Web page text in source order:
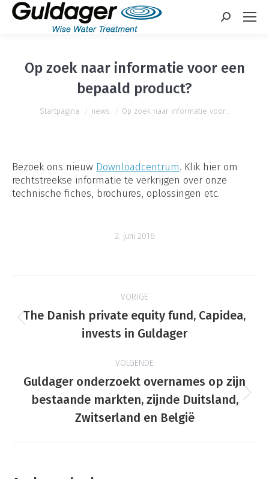
Zoeken:
Op zoek naar informatie voor een
bepaald product?
Je bent hier:
Startpagina news Op zoek naar informatie voor…
Bezoek ons nieuw Downloadcentrum. Klik hier om
rechtstreekse informatie te verkrijgen over onze
technische fiches, brochures, oplossingen etc.
2. juni 2016
Berichtnavigatie
VORIGE
Vorige
bericht:
The Danish private equity fund, Capidea,
invests in Guldager
VOLGENDE
Volgende
bericht:
Guldager onderzoekt overnames op zijn
bestaande markten, zijnde Duitsland,
Zwitserland en België